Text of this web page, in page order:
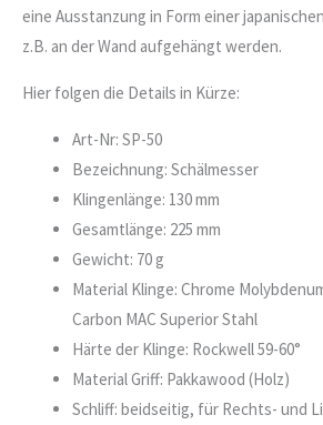
eine Ausstanzung in Form einer
z.B. an der Wand aufgehängt werden.
Hier folgen die Details in Kürze:
Art-Nr: SP-50
Bezeichnung: Schälmesser
Klingenlänge: 130 mm
Gesamtlänge: 225 mm
Gewicht: 70 g
Material Klinge: Chrome
Carbon MAC Superior Stahl
Härte der Klinge: Rockwell 59-60°
Material Griff: Pakkawood (Holz)
Schliff: beidseitig, für Rechts- und